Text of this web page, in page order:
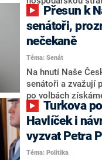
stárnutí populace,
nový předseda
senátních volbách
aktivitu opozice, o
komentátoři mluví
úmorná práce
námi navíc
svoje témata,“
NEWS.
senátoři,
nečekaně
Téma: Senát
Na hnutí Naše
senátoři a zvažují
po volbách
NEWS to řekl
Martin Kuba.
například
součástí klubu
redakce nevyloučil.
Havlíček i
vyzvat Petra
Téma: Politika